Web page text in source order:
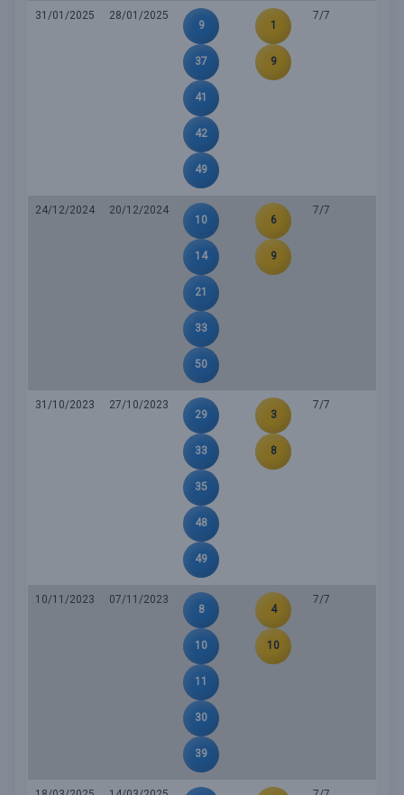
31/01/2025
28/01/2025
9
37
41
42
49
1
9
7/7
24/12/2024
20/12/2024
10
14
21
33
50
6
9
7/7
31/10/2023
27/10/2023
29
33
35
48
49
3
8
7/7
10/11/2023
07/11/2023
8
10
11
30
39
4
10
7/7